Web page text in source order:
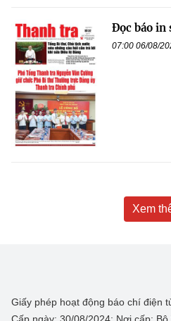
Đọc báo in
07:00 06/08/
Xem
Giấy phép hoạt động báo chí điện
Cấp ngày: 30/08/2024; Nơi cấp: